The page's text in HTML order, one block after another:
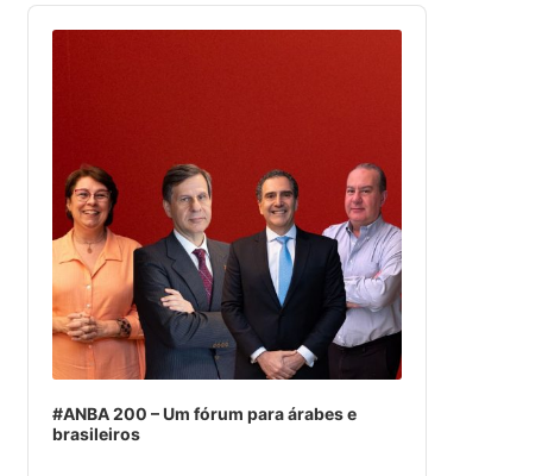
Audio
Player
#ANBA 200 – Um fórum para árabes e
brasileiros